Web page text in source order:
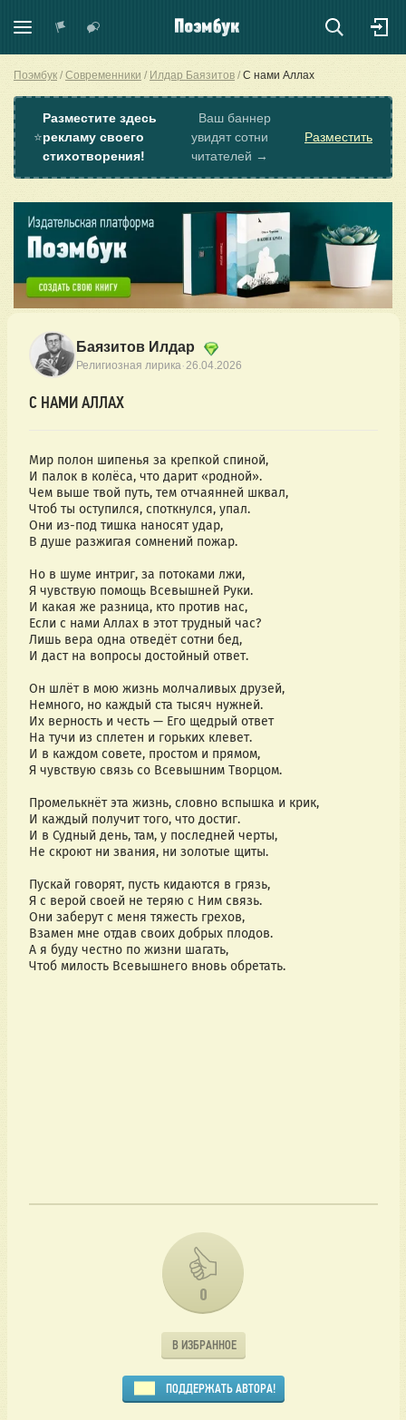
Поэмбук Современники Илдар Баязитов С нами Аллах
⭐
Разместите здесь
рекламу своего
стихотворения!
Ваш баннер
увидят сотни
читателей →
Разместить
Баязитов Илдар
Религиозная лирика·26.04.2026
С НАМИ АЛЛАХ
Мир полон шипенья за крепкой спиной,
И палок в колёса, что дарит «родной».
Чем выше твой путь, тем отчаянней шквал,
Чтоб ты оступился, споткнулся, упал.
Они из-под тишка наносят удар,
В душе разжигая сомнений пожар.
Но в шуме интриг, за потоками лжи,
Я чувствую помощь Всевышней Руки.
И какая же разница, кто против нас,
Если с нами Аллах в этот трудный час?
Лишь вера одна отведёт сотни бед,
И даст на вопросы достойный ответ.
Он шлёт в мою жизнь молчаливых друзей,
Немного, но каждый ста тысяч нужней.
Их верность и честь — Его щедрый ответ
На тучи из сплетен и горьких клевет.
И в каждом совете, простом и прямом,
Я чувствую связь со Всевышним Творцом.
Промелькнёт эта жизнь, словно вспышка и крик,
И каждый получит того, что достиг.
И в Судный день, там, у последней черты,
Не скроют ни звания, ни золотые щиты.
Пускай говорят, пусть кидаются в грязь,
Я с верой своей не теряю с Ним связь.
Они заберут с меня тяжесть грехов,
Взамен мне отдав своих добрых плодов.
А я буду честно по жизни шагать,
Чтоб милость Всевышнего вновь обретать.
0
В ИЗБРАННОЕ
ПОДДЕРЖАТЬ АВТОРА!